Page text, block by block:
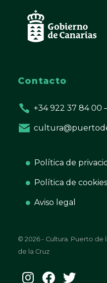
Contacto
+34 922 37 84 00
Política de
Política de cookies
Aviso legal
© 2026 - Cultura. Puerto de
de la Cruz